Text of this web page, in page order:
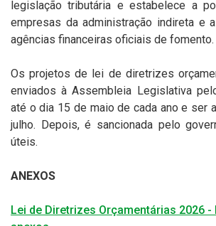
legislação tributária e estabelece a
empresas da administração indireta e
agências financeiras oficiais de fomento.
Os projetos de lei de diretrizes
enviados à Assembleia Legislativa
até o dia 15 de maio de cada ano e ser
julho. Depois, é sancionada pelo
úteis.
ANEXOS
Lei de Diretrizes Orçamentárias 2026 -